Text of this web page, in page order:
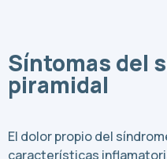
Síntomas del
piramidal
El dolor propio del
características